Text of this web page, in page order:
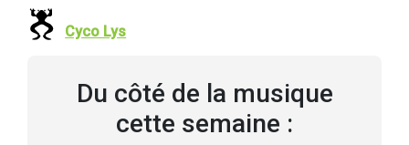
Cyco Lys
Du côté de la musique
cette semaine :